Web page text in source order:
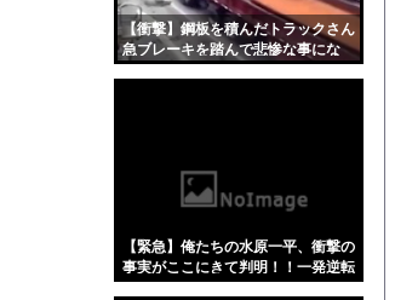
【衝撃】鋼板を積んだトラックさん
急ブレーキを踏んで悲惨な事にな
【緊急】俺たちの水原一平、衝撃の
事実がここにきて判明！！一発逆転